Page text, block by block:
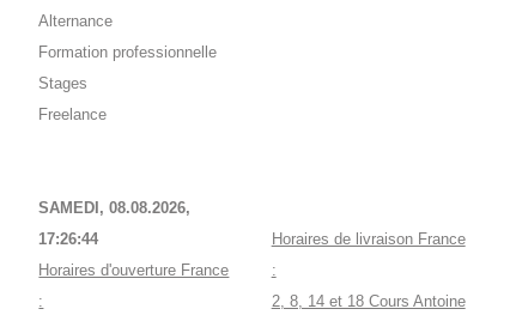
Alternance
Formation professionnelle
Stages
Freelance
SAMEDI, 08.08.2026,
17:26:45
Horaires d'ouverture France
:
Horaires de livraison France
:
2, 8, 14 et 18 Cours Antoine